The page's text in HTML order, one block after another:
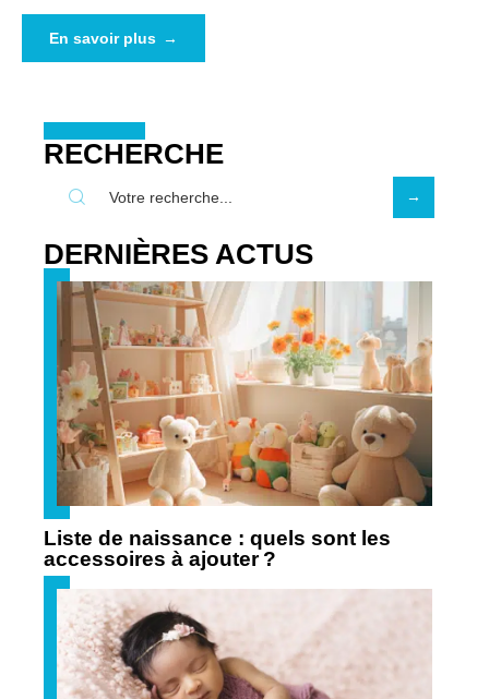
En savoir plus
RECHERCHE
DERNIÈRES ACTUS
Liste de naissance : quels sont les
accessoires à ajouter ?